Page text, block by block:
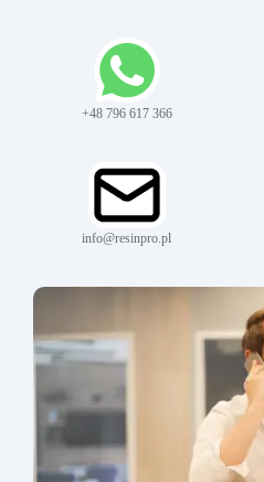
+48 796 617 366
info@resinpro.pl